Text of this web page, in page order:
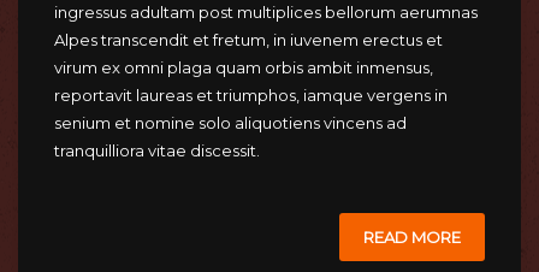
ingressus adultam post multiplices bellorum aerumnas
Alpes transcendit et fretum, in iuvenem erectus et
virum ex omni plaga quam orbis ambit inmensus,
reportavit laureas et triumphos, iamque vergens in
senium et nomine solo aliquotiens vincens ad
tranquilliora vitae discessit.
READ MORE